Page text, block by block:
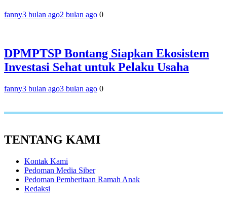
fanny3 bulan ago2 bulan ago 0
DPMPTSP Bontang Siapkan Ekosistem
Investasi Sehat untuk Pelaku Usaha
fanny3 bulan ago3 bulan ago 0
TENTANG KAMI
Kontak Kami
Pedoman Media Siber
Pedoman Pemberitaan Ramah Anak
Redaksi